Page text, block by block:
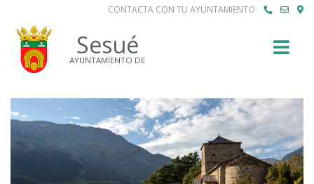
CONTACTA CON TU AYUNTAMIENTO
Sesué
AYUNTAMIENTO DE